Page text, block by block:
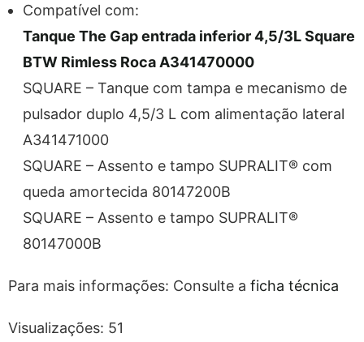
Compatível com:
Tanque The Gap entrada inferior 4,5/3L Square
BTW Rimless Roca A341470000
SQUARE – Tanque com tampa e mecanismo de
pulsador duplo 4,5/3 L com alimentação lateral
A341471000
SQUARE – Assento e tampo SUPRALIT® com
queda amortecida 80147200B
SQUARE – Assento e tampo SUPRALIT®
80147000B
Para mais informações: Consulte a ficha técnica
Visualizações: 51